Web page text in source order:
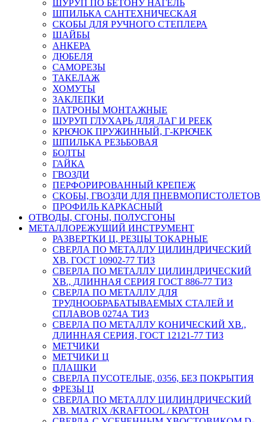
ШУРУП ПО БЕТОНУ НАГЕЛЬ
ШПИЛЬКА САНТЕХНИЧЕСКАЯ
СКОБЫ ДЛЯ РУЧНОГО СТЕПЛЕРА
ШАЙБЫ
АНКЕРА
ДЮБЕЛЯ
САМОРЕЗЫ
ТАКЕЛАЖ
ХОМУТЫ
ЗАКЛЕПКИ
ПАТРОНЫ МОНТАЖНЫЕ
ШУРУП ГЛУХАРЬ ДЛЯ ЛАГ И РЕЕК
КРЮЧОК ПРУЖИННЫЙ, Г-КРЮЧЕК
ШПИЛЬКА РЕЗЬБОВАЯ
БОЛТЫ
ГАЙКА
ГВОЗДИ
ПЕРФОРИРОВАННЫЙ КРЕПЕЖ
СКОБЫ, ГВОЗДИ ДЛЯ ПНЕВМОПИСТОЛЕТОВ
ПРОФИЛЬ КАРКАСНЫЙ
ОТВОДЫ, СГОНЫ, ПОЛУСГОНЫ
МЕТАЛЛОРЕЖУЩИЙ ИНСТРУМЕНТ
РАЗВЕРТКИ Ц, РЕЗЦЫ ТОКАРНЫЕ
СВЕРЛА ПО МЕТАЛЛУ ЦИЛИНДРИЧЕСКИЙ
ХВ. ГОСТ 10902-77 ТИЗ
СВЕРЛА ПО МЕТАЛЛУ ЦИЛИНДРИЧЕСКИЙ
ХВ., ДЛИННАЯ СЕРИЯ ГОСТ 886-77 ТИЗ
СВЕРЛА ПО МЕТАЛЛУ ДЛЯ
ТРУДНООБРАБАТЫВАЕМЫХ СТАЛЕЙ И
СПЛАВОВ 0274А ТИЗ
СВЕРЛА ПО МЕТАЛЛУ КОНИЧЕСКИЙ ХВ.,
ДЛИННАЯ СЕРИЯ, ГОСТ 12121-77 ТИЗ
МЕТЧИКИ
МЕТЧИКИ Ц
ПЛАШКИ
СВЕРЛА ПУСОТЕЛЫЕ, 0356, БЕЗ ПОКРЫТИЯ
ФРЕЗЫ Ц
СВЕРЛА ПО МЕТАЛЛУ ЦИЛИНДРИЧЕСКИЙ
ХВ. MATRIX /KRAFTOOL / КРАТОН